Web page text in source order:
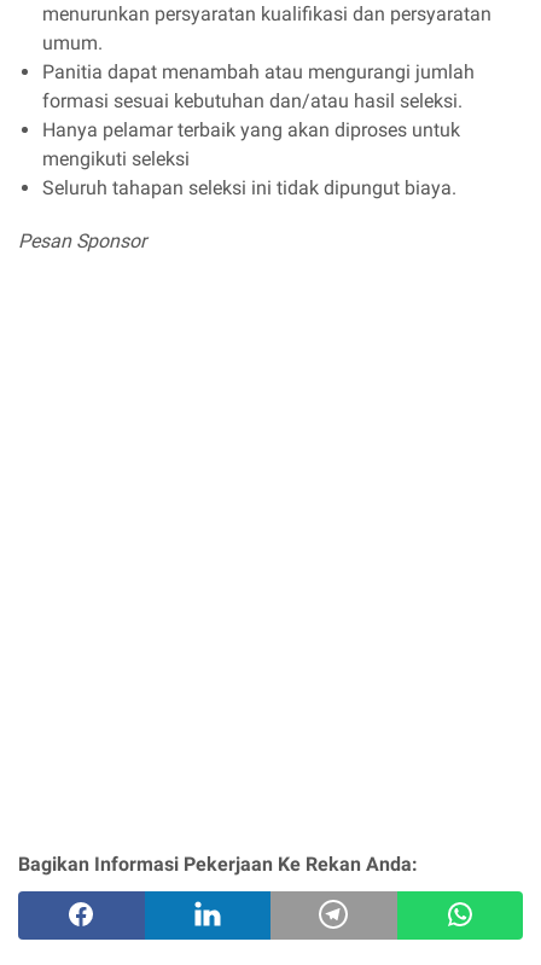
menurunkan persyaratan kualifikasi dan persyaratan
umum.
Panitia dapat menambah atau mengurangi jumlah
formasi sesuai kebutuhan dan/atau hasil seleksi.
Hanya pelamar terbaik yang akan diproses untuk
mengikuti seleksi
Seluruh tahapan seleksi ini tidak dipungut biaya.
Pesan Sponsor
Bagikan Informasi Pekerjaan Ke Rekan Anda: